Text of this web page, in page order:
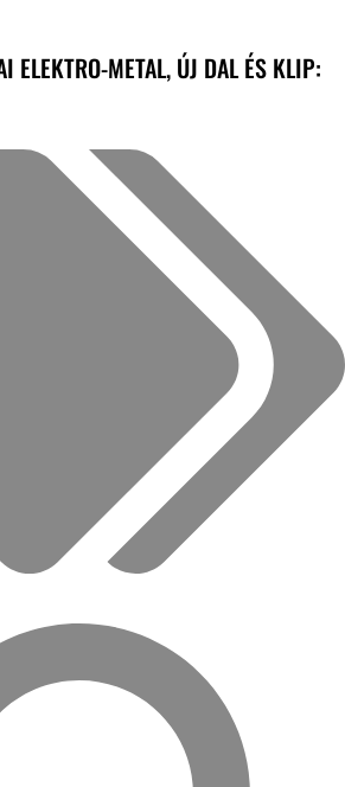
ELEKTRO-METAL, ÚJ DAL ÉS KLIP: